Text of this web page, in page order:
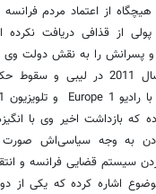
از اعتماد مردم
از قذافی دریافت نکرده
و پسرانش را به نقش دولت
نظامی بین‌المللی در سال 2011
که بازداشت اخیر وی با
به وجه سیاسی‌اش صورت
سیستم قضایی فرانسه و
اشاره کرده که یکی از